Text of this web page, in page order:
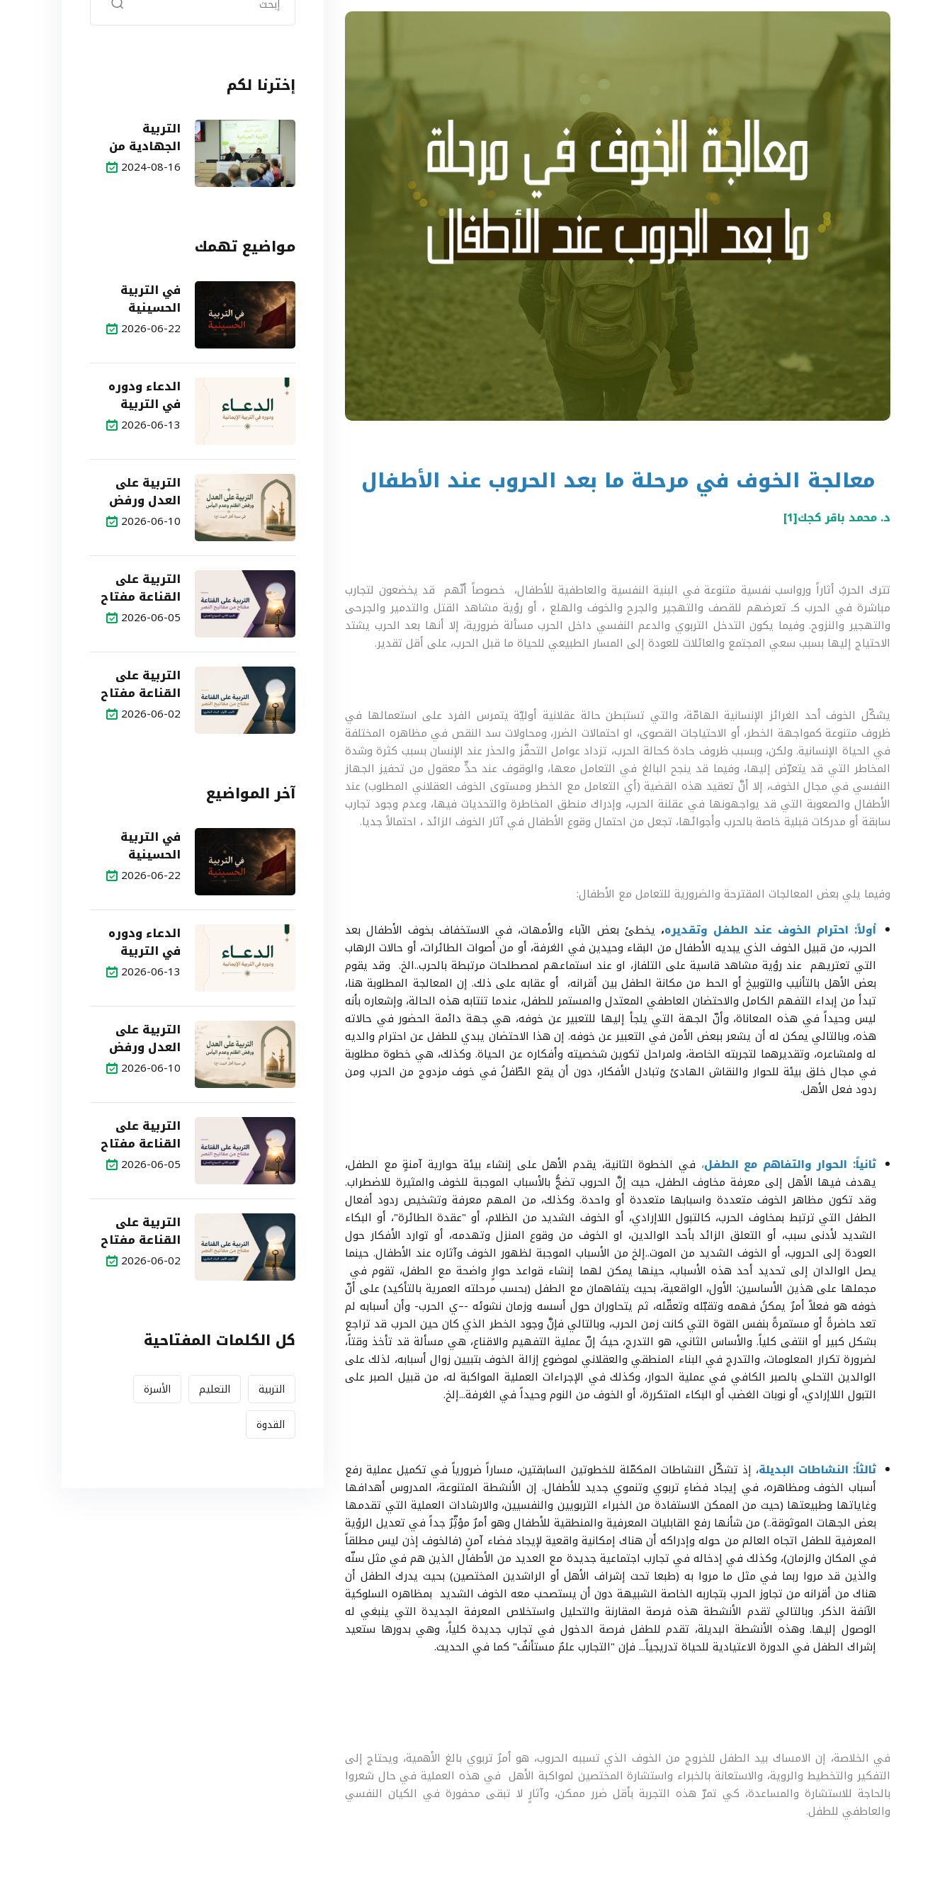
معالجة الخوف في مرحلة ما بعد الحروب عند الأطفال
د. محمد باقر كجك[1]
تترك الحربُ أثاراً ورواسب نفسية متنوعة في البنية النفسية والعاطفية للأطفال، خصوصاً أنّهم قد يخضعون لتجارب
مباشرة في الحرب كـ تعرضهم للقصف والتهجير والجرح والخوف والهلع ، أو رؤية مشاهد القتل والتدمير والجرحى
والتهجير والنزوح. وفيما يكون التدخل التربوي والدعم النفسي داخل الحرب مسألة ضرورية، إلا أنها بعد الحرب يشتد
الاحتياج إليها بسبب سعي المجتمع والعائلات للعودة إلى المسار الطبيعي للحياة ما قبل الحرب، على أقل تقدير.
يشكّل الخوف أحد الغرائز الإنسانية الهامّة، والتي تستبطن حالة عقلانية أوليّة يتمرس الفرد على استعمالها في
ظروف متنوعة كمواجهة الخطر، أو الاحتياجات القصوى، او احتمالات الضرر، ومحاولات سد النقص في مظاهره المختلفة
في الحياة الإنسانية. ولكن، وبسبب ظروف حادة كحالة الحرب، تزداد عوامل التحفّز والحذر عند الإنسان بسبب كثرة وشدة
المخاطر التي قد يتعرّض إليها، وفيما قد ينجح البالغ في التعامل معها، والوقوف عند حدٍّ معقول من تحفيز الجهاز
النفسي في مجال الخوف، إلا أنَّ تعقيد هذه القضية (أي التعامل مع الخطر ومستوى الخوف العقلاني المطلوب) عند
الأطفال والصعوبة التي قد يواجهونها في عقلنة الحرب، وإدراك منطق المخاطرة والتحديات فيها، وعدم وجود تجارب
سابقة أو مدركات قبلية خاصة بالحرب وأجوائها، تجعل من احتمال وقوع الأطفال في آثار الخوف الزائد ، احتمالاً جديا.
وفيما يلي بعض المعالجات المقترحة والضرورية للتعامل مع الأطفال:
أولاً: احترام الخوف عند الطفل وتقديره، يخطئ بعض الآباء والأمهات، في الاستخفاف بخوف الأطفال بعد
الحرب، من قبيل الخوف الذي يبديه الأطفال من البقاء وحيدين في الغرفة، أو من أصوات الطائرات، أو حالات الرهاب
التي تعتريهم عند رؤية مشاهد قاسية على التلفاز، او عند استماعهم لمصطلحات مرتبطة بالحرب..الخ. وقد يقوم
بعض الأهل بالتأنيب والتوبيخ أو الحط من مكانة الطفل بين أقرانه، أو عقابه على ذلك. إن المعالجة المطلوبة هنا،
تبدأ من إبداء التفهم الكامل والاحتضان العاطفي المعتدل والمستمر للطفل، عندما تنتابه هذه الحالة، وإشعاره بأنه
ليس وحيداً في هذه المعاناة، وأنّ الجهة التي يلجأ إليها للتعبير عن خوفه، هي جهة دائمة الحضور في حالاته
هذه، وبالتالي يمكن له أن يشعر ببعض الأمن في التعبير عن خوفه. إن هذا الاحتضان يبدي للطفل عن احترام والديه
له ولمشاعره، وتقديرهما لتجربته الخاصة، ولمراحل تكوين شخصيته وأفكاره عن الحياة. وكذلك، هي خطوة مطلوبة
في مجال خلق بيئة للحوار والنقاش الهادئ وتبادل الأفكار، دون أن يقع الطّفلُ في خوف مزدوج من الحرب ومن
ردود فعل الأهل.
ثانياً: الحوار والتفاهم مع الطفل، في الخطوة الثانية، يقدم الأهل على إنشاء بيئة حوارية آمنةٍ مع الطفل،
يهدف فيها الأهل إلى معرفة مخاوف الطفل، حيث إنَّ الحروب تضجُّ بالأسباب الموجبة للخوف والمثيرة للاضطراب.
وقد تكون مظاهر الخوف متعددة واسبابها متعددة أو واحدة. وكذلك، من المهم معرفة وتشخيص ردود أفعال
الطفل التي ترتبط بمخاوف الحرب، كالتبول اللاإرادي، أو الخوف الشديد من الظلام، أو "عقدة الطائرة"، أو البكاء
الشديد لأدنى سبب، أو التعلق الزائد بأحد الوالدين، او الخوف من وقوع المنزل وتهدمه، أو توارد الأفكار حول
العودة إلى الحروب، أو الخوف الشديد من الموت..إلخ من الأسباب الموجبة لظهور الخوف وآثاره عند الأطفال. حينما
يصل الوالدان إلى تحديد أحد هذه الأسباب، حينها يمكن لهما إنشاء قواعد حوارٍ واضحة مع الطفل، تقوم في
مجملها على هذين الأساسين: الأول، الواقعية، بحيث يتفاهمان مع الطفل (بحسب مرحلته العمرية بالتأكيد) على أنّ
خوفه هو فعلاً أمرٌ يمكنُ فهمه وتقبّله وتعقّله، ثم يتحاوران حول أسسه وزمان نشوئه -–ي الحرب- وأن أسبابه لم
تعد حاضرةً أو مستمرةً بنفس القوة التي كانت زمن الحرب، وبالتالي فإنَّ وجود الخطر الذي كان حين الحرب قد تراجع
بشكل كبير أو انتفى كلياً. والأساس الثاني، هو التدرج، حيثُ إنّ عملية التفهيم والاقناع، هي مسألة قد تأخذ وقتاً،
لضرورة تكرار المعلومات، والتدرج في البناء المنطقي والعقلاني لموضوع إزالة الخوف بتبيين زوال أسبابه، لذلك على
الوالدين التحلي بالصبر الكافي في عملية الحوار، وكذلك في الإجراءات العملية المواكبة له، من قبيل الصبر على
التبول اللاإرادي، أو نوبات الغضب أو البكاء المتكررة، أو الخوف من النوم وحيداً في الغرفة...إلخ.
ثالثاً: النشاطات البديلة، إذ تشكّل النشاطات المكمّلة للخطوتين السابقتين، مساراً ضرورياً في تكميل عملية رفع
أسباب الخوف ومظاهره، في إيجاد فضاءٍ تربوي وتنموي جديد للأطفال. إن الأنشطة المتنوعة، المدروس أهدافها
وغاياتها وطبيعتها (حيث من الممكن الاستفادة من الخبراء التربويين والنفسيين، والارشادات العملية التي تقدمها
بعض الجهات الموثوقة..) من شأنها رفع القابليات المعرفية والمنطقية للأطفال وهو أمرٌ مؤثِّرٌ جداً في تعديل الرؤية
المعرفية للطفل اتجاه العالم من حوله وإدراكه أن هناك إمكانية واقعية لإيجاد فضاء آمنٍ (فالخوف إذن ليس مطلقاً
في المكان والزمان)، وكذلك في إدخاله في تجارب اجتماعية جديدة مع العديد من الأطفال الذين هم في مثل سنّه
والذين قد مروا ربما في مثل ما مروا به (طبعا تحت إشراف الأهل أو الراشدين المختصين) بحيث يدرك الطفل أن
هناك من أقرانه من تجاوز الحرب بتجاربه الخاصة الشبيهة دون أن يستصحب معه الخوف الشديد بمظاهره السلوكية
الآنفة الذكر. وبالتالي تقدم الأنشطة هذه فرصة المقارنة والتحليل واستخلاص المعرفة الجديدة التي ينبغي له
الوصول إليها. وهذه الأنشطة البديلة، تقدم للطفل فرصة الدخول في تجارب جديدة كلياً، وهي بدورها ستعيد
إشراك الطفل في الدورة الاعتيادية للحياة تدريجياً... فإن "التجارب علمٌ مستأنفٌ" كما في الحديث.
في الخلاصة، إن الامساك بيد الطفل للخروج من الخوف الذي تسببه الحروب، هو أمرٌ تربوي بالغ الأهمية، ويحتاج إلى
التفكير والتخطيط والروية، والاستعانة بالخبراء واستشارة المختصين لمواكبة الأهل في هذه العملية في حال شعروا
بالحاجة للاستشارة والمساعدة، كي تمرّ هذه التجربة بأقل ضرر ممكن، وآثارٍ لا تبقى محفورة في الكيان النفسي
والعاطفي للطفل.
إخترنا لكم
التربية
الجهادية من
التحديات إلى
2024-08-16
مواضيع تهمك
في التربية
الحسينية
2026-06-22
الدعاء ودوره
في التربية
الإيمانية
2026-06-13
التربية على
العدل ورفض
الظلم وعدم
سيرة أهل
البيت (ع)
2026-06-10
التربية على
القناعة مفتاح
من مفاتيح
الثاني: النموذج
العملي)
2026-06-05
التربية على
القناعة مفتاح
من مفاتيح
2026-06-02
آخر المواضيع
في التربية
الحسينية
2026-06-22
الدعاء ودوره
في التربية
الإيمانية
2026-06-13
التربية على
العدل ورفض
الظلم وعدم
سيرة أهل
البيت (ع)
2026-06-10
التربية على
القناعة مفتاح
من مفاتيح
الثاني: النموذج
العملي)
2026-06-05
التربية على
القناعة مفتاح
من مفاتيح
2026-06-02
كل الكلمات المفتاحية
التربية التعليم
الأسرة
القدوة